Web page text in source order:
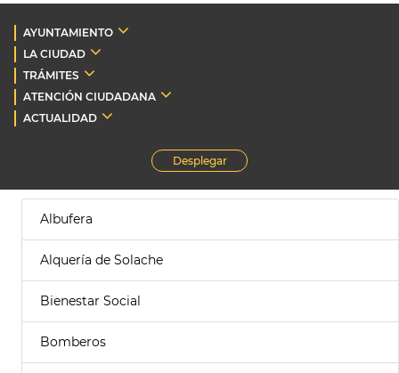
AYUNTAMIENTO
LA CIUDAD
TRÁMITES
ATENCIÓN CIUDADANA
ACTUALIDAD
Desplegar
Albufera
Alquería de Solache
Bienestar Social
Bomberos